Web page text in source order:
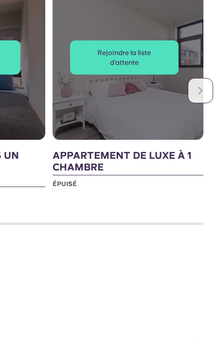
UN
Rejoindre la liste
d'attente
APPARTEMENT DE LUXE À 1
CHAMBRE
ÉPUISÉ